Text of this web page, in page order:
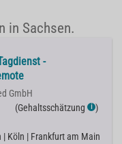
in Sachsen.
-
GmbH
(Gehaltsschätzung ℹ )
Köln | Frankfurt am Main